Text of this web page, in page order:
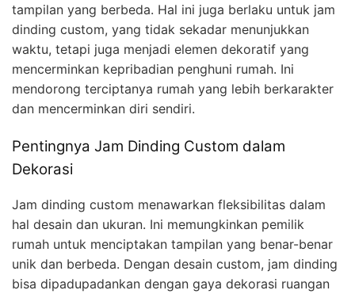
tampilan yang berbeda. Hal ini juga berlaku untuk jam
dinding custom, yang tidak sekadar menunjukkan
waktu, tetapi juga menjadi elemen dekoratif yang
mencerminkan kepribadian penghuni rumah. Ini
mendorong terciptanya rumah yang lebih berkarakter
dan mencerminkan diri sendiri.
Pentingnya Jam Dinding Custom dalam
Dekorasi
Jam dinding custom menawarkan fleksibilitas dalam
hal desain dan ukuran. Ini memungkinkan pemilik
rumah untuk menciptakan tampilan yang benar-benar
unik dan berbeda. Dengan desain custom, jam dinding
bisa dipadupadankan dengan gaya dekorasi ruangan